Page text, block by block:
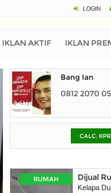
LOGIN
IKLAN AKTIF IKLAN
Bang Ian
0812 2070
CALC. KPR
RUMAH Dijual
Kelapa